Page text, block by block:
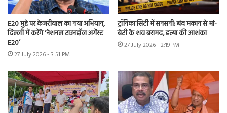
E20 मुद्दे पर केजरीवाल का नया अभियान,
दिल्ली में करेंगे ‘नेशनल टाउनहॉल अगेंस्ट
E20’
27 July 2026 - 3:51 PM
ट्रॉनिका सिटी में सनसनी: बंद मकान से मां-
बेटी के शव बरामद, हत्या की आशंका
27 July 2026 - 2:19 PM